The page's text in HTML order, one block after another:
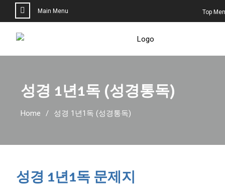
Main Menu Top
성경 1년1독 (성경통독)
Home 성경 1년1독 (성경통독)
성경 1년1독 문제지